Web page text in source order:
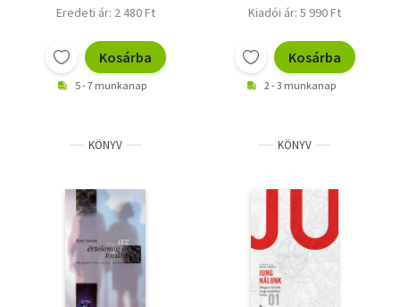
Eredeti ár: 2 480 Ft
Kosárba
5 - 7 munkanap
Kiadói ár: 5 990 Ft
Kosárba
2 - 3 munkanap
KÖNYV KÖNYV